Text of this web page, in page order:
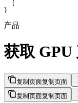
}
产品
获取 GPU
复制页面复制页面
复制页面复制页面